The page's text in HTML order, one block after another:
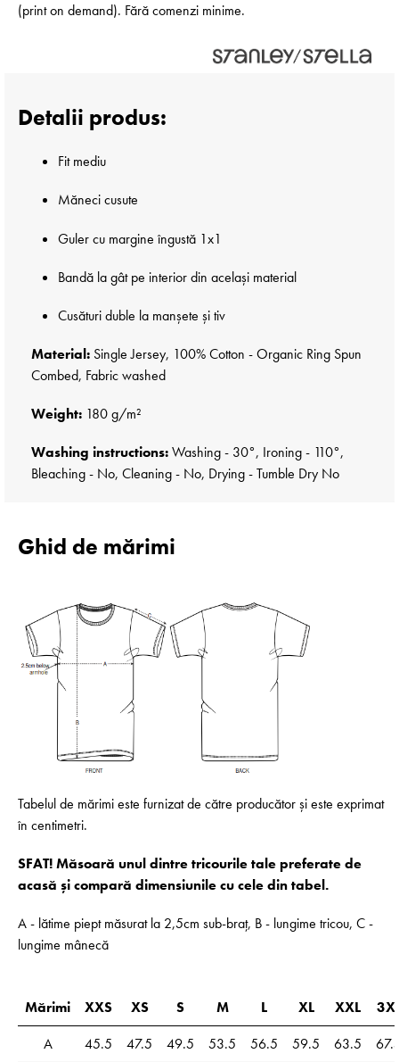
(print on demand). Fără comenzi minime.
Detalii produs:
Fit mediu
Măneci cusute
Guler cu margine îngustă 1x1
Bandă la gât pe interior din același material
Cusături duble la manșete și tiv
Material: Single Jersey, 100% Cotton - Organic Ring Spun
Combed, Fabric washed
Weight: 180 g/m²
Washing instructions:Washing - 30°, Ironing - 110°,
Bleaching - No, Cleaning - No, Drying - Tumble Dry No
Ghid de mărimi
Tabelul de mărimi este furnizat de către producător și este exprimat
în centimetri.
SFAT! Măsoară unul dintre tricourile tale preferate de
acasă și compară dimensiunile cu cele din tabel.
A - lătime piept măsurat la 2,5cm sub-braț, B - lungime tricou, C -
lungime mânecă
Mărimi XXS XS S M L XL XXL
A
45.5 47.5 49.5 53.5 56.5 59.5 63.5